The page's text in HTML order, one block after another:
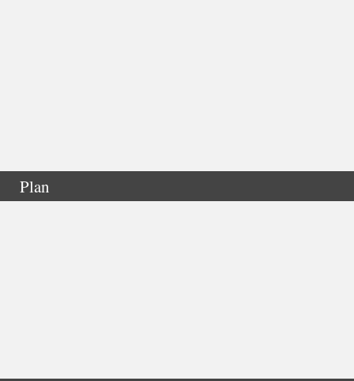
Plan